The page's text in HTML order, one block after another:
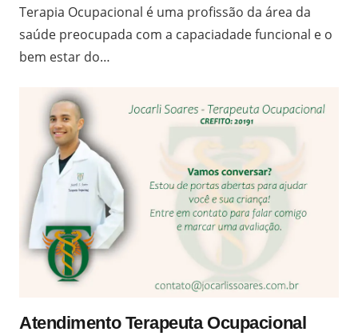
Terapia Ocupacional é uma profissão da área da
saúde preocupada com a capaciadade funcional e o
bem estar do…
Atendimento Terapeuta Ocupacional